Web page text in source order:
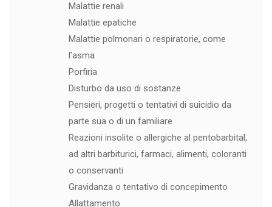
Malattie renali
Malattie epatiche
Malattie polmonari o respiratorie, come
l’asma
Porfiria
Disturbo da uso di sostanze
Pensieri, progetti o tentativi di suicidio da
parte sua o di un familiare
Reazioni insolite o allergiche al pentobarbital,
ad altri barbiturici, farmaci, alimenti, coloranti
o conservanti
Gravidanza o tentativo di concepimento
Allattamento